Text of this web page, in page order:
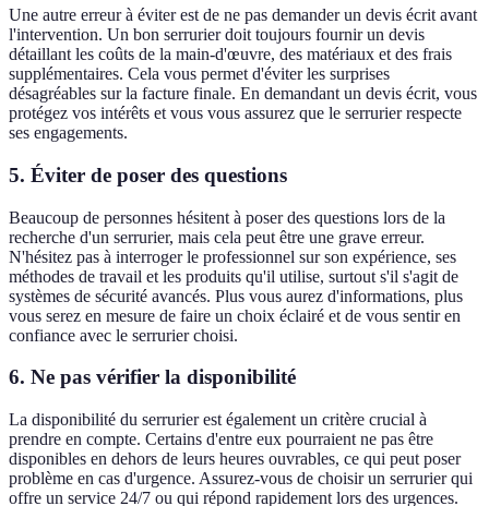
Une autre erreur à éviter est de ne pas demander un devis écrit avant
l'intervention. Un bon serrurier doit toujours fournir un devis
détaillant les coûts de la main-d'œuvre, des matériaux et des frais
supplémentaires. Cela vous permet d'éviter les surprises
désagréables sur la facture finale. En demandant un devis écrit, vous
protégez vos intérêts et vous vous assurez que le serrurier respecte
ses engagements.
5. Éviter de poser des questions
Beaucoup de personnes hésitent à poser des questions lors de la
recherche d'un serrurier, mais cela peut être une grave erreur.
N'hésitez pas à interroger le professionnel sur son expérience, ses
méthodes de travail et les produits qu'il utilise, surtout s'il s'agit de
systèmes de sécurité avancés. Plus vous aurez d'informations, plus
vous serez en mesure de faire un choix éclairé et de vous sentir en
confiance avec le serrurier choisi.
6. Ne pas vérifier la disponibilité
La disponibilité du serrurier est également un critère crucial à
prendre en compte. Certains d'entre eux pourraient ne pas être
disponibles en dehors de leurs heures ouvrables, ce qui peut poser
problème en cas d'urgence. Assurez-vous de choisir un serrurier qui
offre un service 24/7 ou qui répond rapidement lors des urgences.